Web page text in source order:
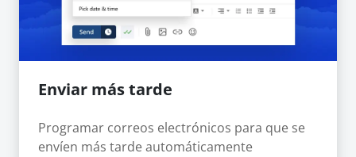
Enviar más tarde
Programar correos electrónicos para que se
envíen más tarde automáticamente